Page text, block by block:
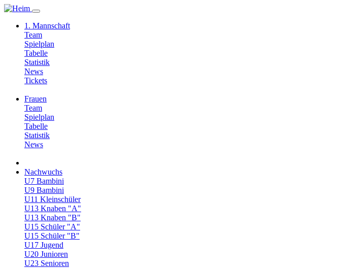
1. Mannschaft
Team
Spielplan
Tabelle
Statistik
News
Tickets
Frauen
Team
Spielplan
Tabelle
Statistik
News
Nachwuchs
U7 Bambini
U9 Bambini
U11 Kleinschüler
U13 Knaben "A"
U13 Knaben "B"
U15 Schüler "A"
U15 Schüler "B"
U17 Jugend
U20 Junioren
U23 Senioren